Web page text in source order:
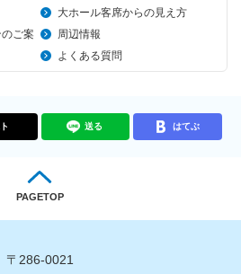
大ホール客席からの見え方
ご案
周辺情報
よくある質問
ト 送る はてぶ
PAGETOP
〒286-0021